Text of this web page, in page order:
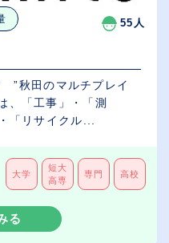
55人
”秋田のマルチプレイ
、「工事」・「測
「リサイクル...
大学
短大
高専
専門 高校
る